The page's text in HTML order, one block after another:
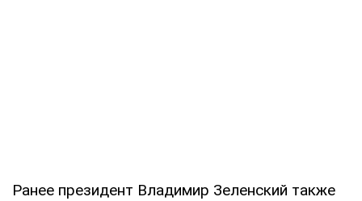
Ранее президент Владимир Зеленский также